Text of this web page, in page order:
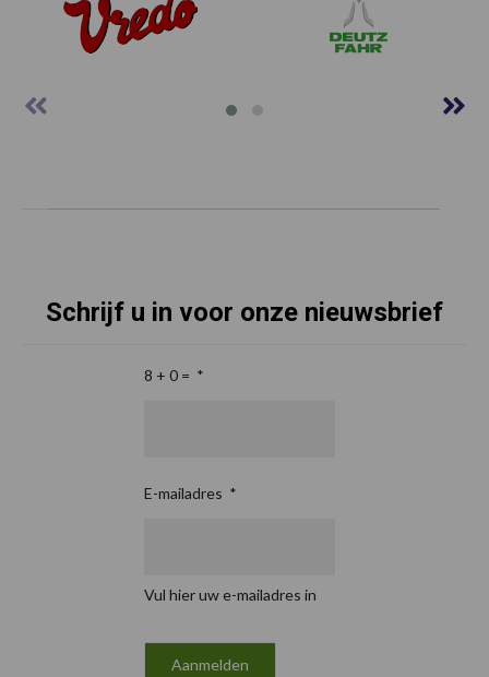
Schrijf u in voor onze nieuwsbrief
8 + 0 = *
E-mailadres *
Vul hier uw e-mailadres in